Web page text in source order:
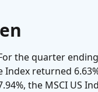
the quarter
Index returned
the MSCI US